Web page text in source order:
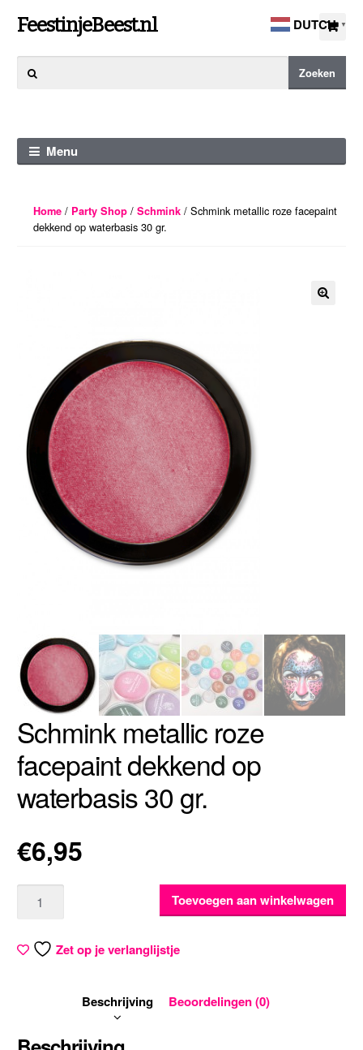
Ga
naar
navigatie
Ga
naar
de
FeestinjeBeest.nl
naar:
Zoeken
Menu
Home/ Party Shop/ Schmink/ Schmink metallic roze facepaint
dekkend op waterbasis 30 gr.
Schmink metallic roze
facepaint dekkend op
waterbasis 30 gr.
€6,95
Toevoegen aan winkelwagen
Zet op je verlanglijstje
Beschrijving Beoordelingen (0)
DUTCH ▼